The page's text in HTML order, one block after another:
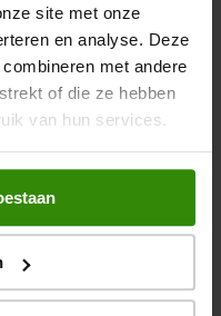
site met onze
en analyse. Deze
met andere
of die ze hebben
van hun services.